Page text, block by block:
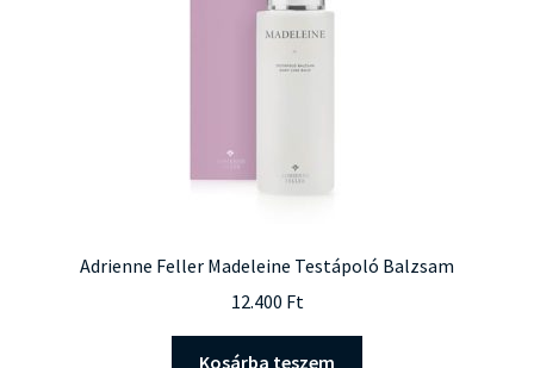
Adrienne Feller Madeleine Testápoló Balzsam
12.400 Ft
Kosárba teszem